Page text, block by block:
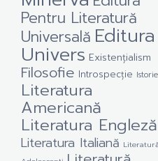
Pentru Literatură
Universală Editura
Univers Existențialism
Filosofie Introspecție Istorie
Literatura
Americană
Literatura Engleză
Literatura Italiană